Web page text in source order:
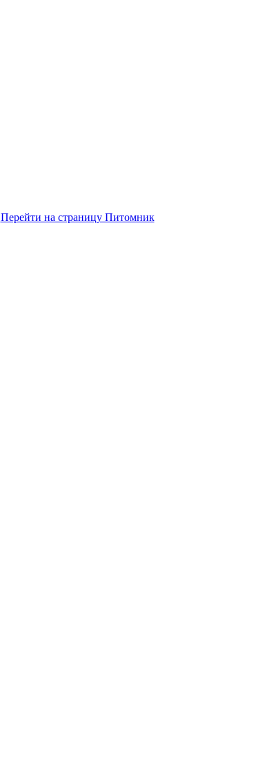
Перейти на страницу Питомник